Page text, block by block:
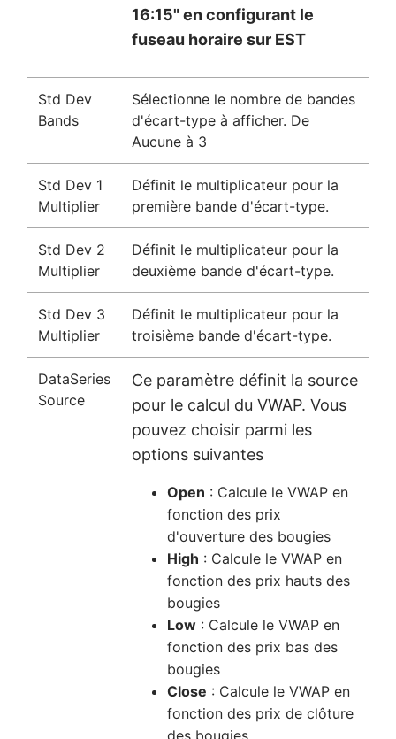
16:15" en configurant le
fuseau horaire sur EST
Std Dev
Bands
Sélectionne le nombre de bandes
d'écart-type à afficher. De
Aucune à 3
Std Dev 1
Multiplier
Définit le multiplicateur pour la
première bande d'écart-type.
Std Dev 2
Multiplier
Définit le multiplicateur pour la
deuxième bande d'écart-type.
Std Dev 3
Multiplier
Définit le multiplicateur pour la
troisième bande d'écart-type.
DataSeries
Source
Ce paramètre définit la source
pour le calcul du VWAP. Vous
pouvez choisir parmi les
options suivantes
Open : Calcule le VWAP en
fonction des prix
d'ouverture des bougies
High : Calcule le VWAP en
fonction des prix hauts des
bougies
Low : Calcule le VWAP en
fonction des prix bas des
bougies
Close : Calcule le VWAP en
fonction des prix de clôture
des bougies